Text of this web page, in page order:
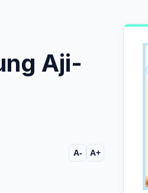
Aji-
A- A+